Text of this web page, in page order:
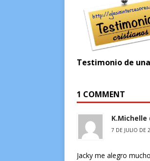
Testimonio de
1 COMMENT
K.Michelle
7 DE JULIO DE
Jacky me alegro